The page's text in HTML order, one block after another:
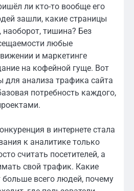
ли кто-то вообще его
зашли, какие страницы
наоборот, тишина? Без
любые
и маркетинге
на кофейной гуще. Вот
для анализа трафика сайта
потребность каждого,
в интернете стала
к аналитике только
считать посетителей, а
свой трафик. Какие
больше всего людей, почему